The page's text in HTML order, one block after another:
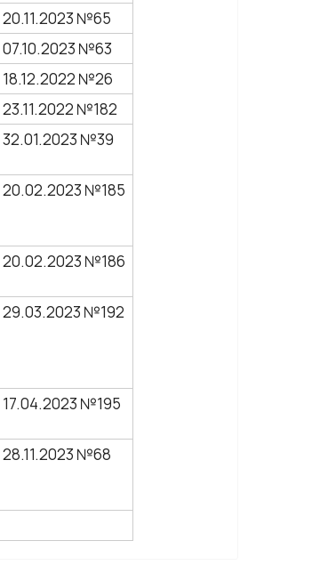
20.11.2023 №65
07.10.2023 №63
18.12.2022 №26
23.11.2022 №182
32.01.2023 №39
20.02.2023 №185
20.02.2023 №186
29.03.2023 №192
17.04.2023 №195
28.11.2023 №68